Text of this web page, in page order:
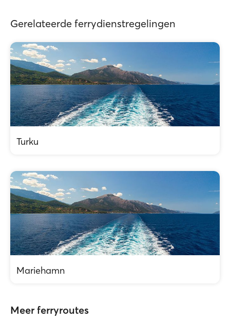
Gerelateerde ferrydienstregelingen
Turku
Mariehamn
Meer ferryroutes